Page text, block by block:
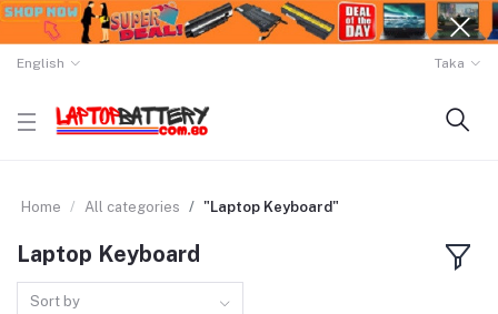
English Taka
Home All categories "Laptop Keyboard"
Laptop Keyboard
Sort by